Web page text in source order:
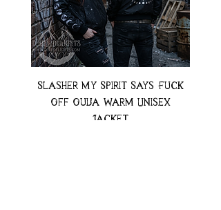
Slasher My Spirit Says Fuck
Off Ouija Warm Unisex
Jacket